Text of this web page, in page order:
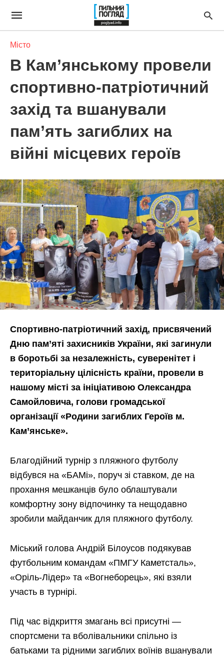
Місто
В Кам’янському провели
спортивно-патріотичний
захід та вшанували
пам’ять загиблих на
війні місцевих героїв
Спортивно-патріотичний захід, присвячений
Дню пам’яті захисників України, які загинули
в боротьбі за незалежність, суверенітет і
територіальну цілісність країни, провели в
нашому місті за ініціативою Олександра
Самойловича, голови громадської
організації «Родини загиблих Героїв м.
Кам’янське».
Благодійний турнір з пляжного футболу
відбувся на «БАМі», поруч зі ставком, де на
прохання мешканців було облаштували
комфортну зону відпочинку та нещодавно
зробили майданчик для пляжного футболу.
Міський голова Андрій Білоусов подякував
футбольним командам «ПМГУ Каметсталь»,
«Оріль-Лідер» та «Вогнеборець», які взяли
участь в турнірі.
Під час відкриття змагань всі присутні —
спортсмени та вболівальники спільно із
батьками та рідними загиблих воїнів вшанували